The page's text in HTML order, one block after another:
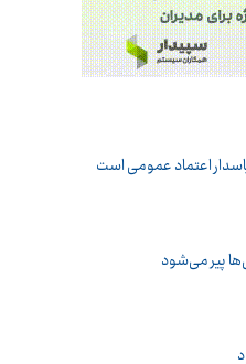
اعتماد عمومی است
پیر می‌شود